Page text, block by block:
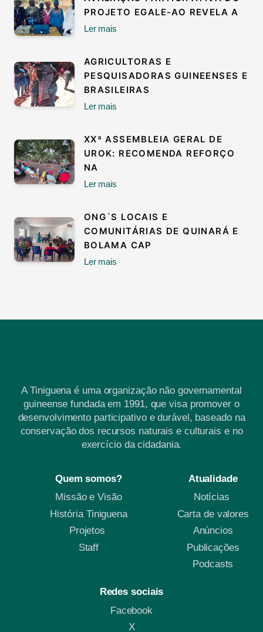
PROJETO EGALE-AO REVELA A
Ler mais
AGRICULTORAS E
PESQUISADORAS GUINEENSES E
BRASILEIRAS
Ler mais
XXª ASSEMBLEIA GERAL DE
UROK: RECOMENDA REFORÇO
NA
Ler mais
ONG´S LOCAIS E
COMUNITÁRIAS DE QUINARÁ E
BOLAMA CAP
Ler mais
A Tiniguena é uma organização não governamental
guineense fundada em 1991, que visa promover o
desenvolvimento participativo e durável, baseado na
conservação dos recursos naturais e culturais e no
exercício da cidadania.
Quem somos?
Missão e Visão
História Tiniguena
Projetos
Staff
Atualidade
Notícias
Carta de valores
Anúncios
Publicações
Podcasts
Redes sociais
Facebook
X